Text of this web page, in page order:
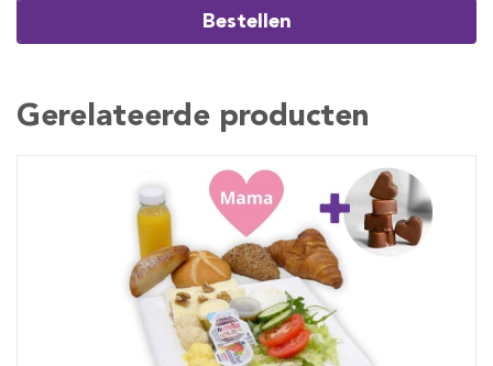
Bestellen
Gerelateerde producten